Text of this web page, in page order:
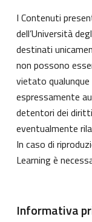
I Contenuti
dell’Università
destinati
non possono
vietato
espressamente
detentori dei
eventualmente
In caso di
Learning è
Informativa